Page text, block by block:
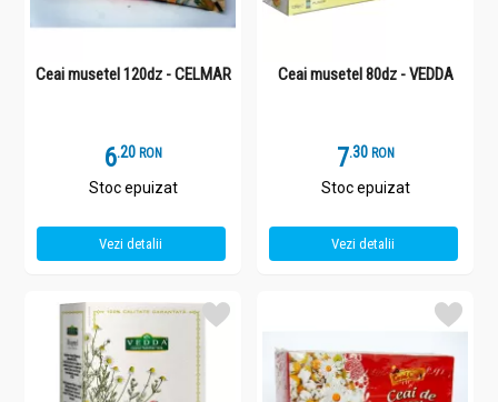
Ceai musetel 120dz - CELMAR
6.2 RON
Stoc epuizat
Vezi detalii
Ceai musetel 80dz - VEDDA
7.3 RON
Stoc epuizat
Vezi detalii